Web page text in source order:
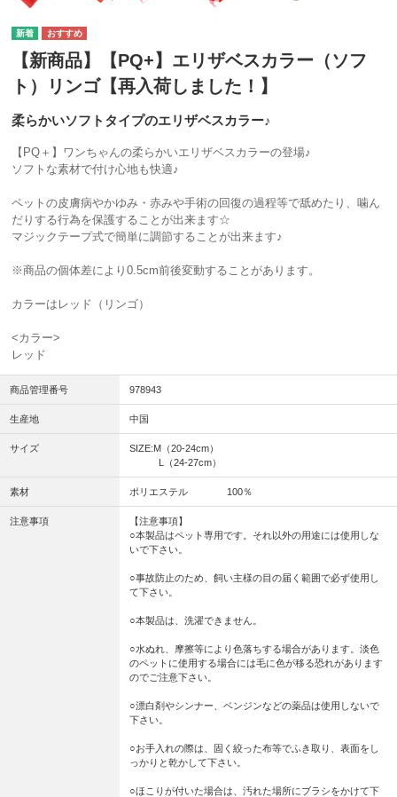
【新商品】【PQ+】エリザベスカラー（ソフ
ト）リンゴ【再入荷しました！】
柔らかいソフトタイプのエリザベスカラー♪
【PQ＋】ワンちゃんの柔らかいエリザベスカラーの登場♪
ソフトな素材で付け心地も快適♪
ペットの皮膚病やかゆみ・赤みや手術の回復の過程等で舐めたり、噛ん
だりする行為を保護することが出来ます☆
マジックテープ式で簡単に調節することが出来ます♪
※商品の個体差により0.5cm前後変動することがあります。
カラーはレッド（リンゴ）
<カラー>
レッド
商品管理番号 978943
生産地 中国
サイズ
SIZE:M（20-24cm）
L（24-27cm）
素材 ポリエステル 100％
注意事項
【注意事項】
○本製品はペット専用です。それ以外の用途には使用しな
いで下さい。
○事故防止のため、飼い主様の目の届く範囲で必ず使用し
て下さい。
○本製品は、洗濯できません。
○水ぬれ、摩擦等により色落ちする場合があります。淡色
のペットに使用する場合には毛に色が移る恐れがあります
のでご注意下さい。
○漂白剤やシンナー、ベンジンなどの薬品は使用しないで
下さい。
○お手入れの際は、固く絞った布等でふき取り、表面をし
っかりと乾かして下さい。
○ほこりが付いた場合は、汚れた場所にブラシをかけて下